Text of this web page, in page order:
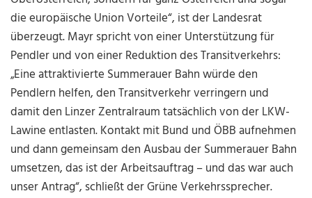
die europäische Union Vorteile“, ist der Landesrat
überzeugt. Mayr spricht von einer Unterstützung für
Pendler und von einer Reduktion des Transitverkehrs:
„Eine attraktivierte Summerauer Bahn würde den
Pendlern helfen, den Transitverkehr verringern und
damit den Linzer Zentralraum tatsächlich von der LKW-
Lawine entlasten. Kontakt mit Bund und ÖBB aufnehmen
und dann gemeinsam den Ausbau der Summerauer Bahn
umsetzen, das ist der Arbeitsauftrag – und das war auch
unser Antrag“, schließt der Grüne Verkehrssprecher.